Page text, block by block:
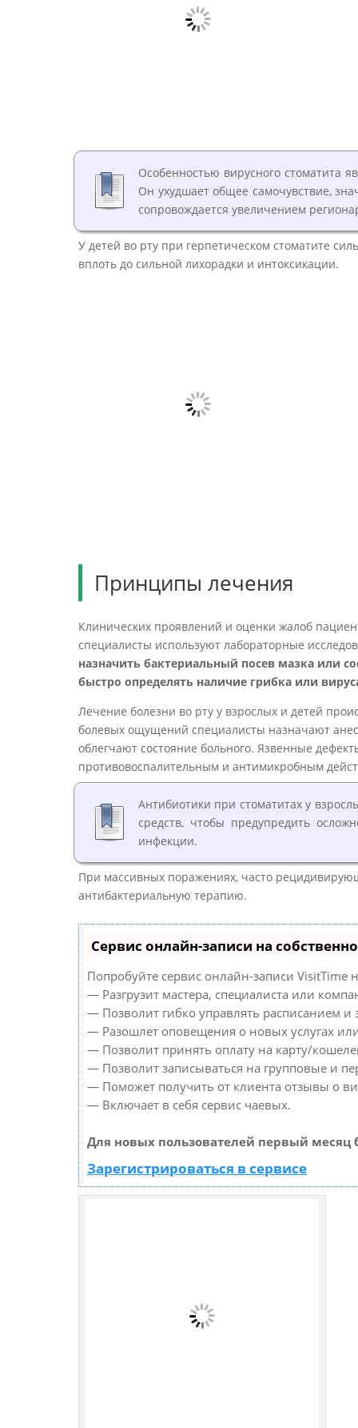
Особенностью вирусного стоматита
Он ухудшает общее самочувствие,
сопровождается увеличением
У детей во рту при герпетическом стоматите
вплоть до сильной лихорадки и интоксикации.
Принципы лечения
Клинических проявлений и оценки жалоб
специалисты используют лабораторные
назначить бактериальный посев мазка или
быстро определять наличие грибка или
Лечение болезни во рту у взрослых и детей
болевых ощущений специалисты назначают
облегчают состояние больного. Язвенные
противовоспалительным и антимикробным
Антибиотики при стоматитах у
средств, чтобы предупредить
инфекции.
При массивных поражениях, часто
антибактериальную терапию.
Сервис онлайн-записи на
Попробуйте сервис онлайн-записи VisitTime
— Разгрузит мастера, специалиста или
— Позволит гибко управлять расписанием и
— Разошлет оповещения о новых услугах
— Позволит принять оплату на карту/
— Позволит записываться на групповые и
— Поможет получить от клиента отзывы о
— Включает в себя сервис чаевых.
Для новых пользователей первый месяц
Зарегистрироваться в сервисе